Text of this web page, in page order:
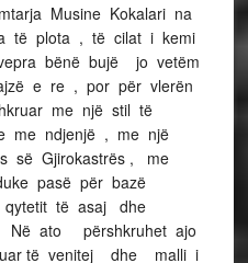
Musine Kokalari na
të plota , të cilat i kemi
bënë bujë jo vetëm
e re , por për vlerën
me një stil të
me ndjenjë , me një
së Gjirokastrës , me
pasë për bazë
qytetit të asaj dhe
ato përshkruhet ajo
të venitej dhe malli i